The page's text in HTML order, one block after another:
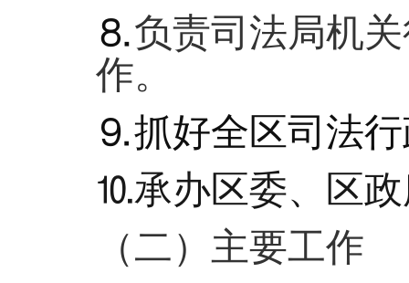
⒏负责司法局机
作。
⒐抓好全区司法
⒑承办区委、区
（二） 主要工作